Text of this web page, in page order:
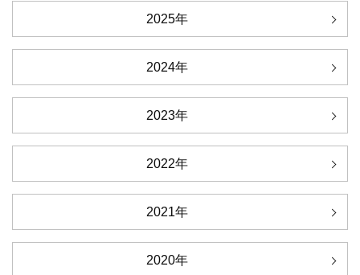
2025年
2024年
2023年
2022年
2021年
2020年